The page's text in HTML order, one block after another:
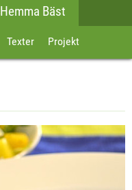
Hemma Bäst
Texter Projekt